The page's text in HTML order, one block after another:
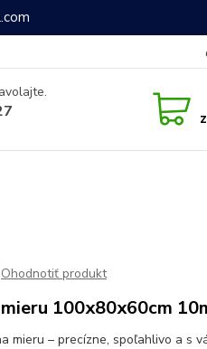
Ohodnotiť produkt
100x80x60cm
mieru – precízne, spoľahlivo a s